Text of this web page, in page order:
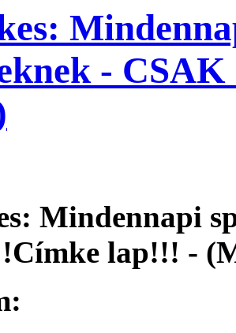
-
Mindennapi
lap!!! -